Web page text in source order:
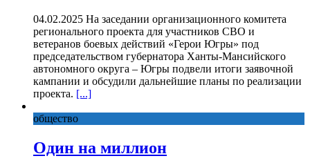
04.02.2025 На заседании организационного комитета
регионального проекта для участников СВО и
ветеранов боевых действий «Герои Югры» под
председательством губернатора Ханты-Мансийского
автономного округа – Югры подвели итоги заявочной
кампании и обсудили дальнейшие планы по реализации
проекта. [...]
общество
Один на миллион